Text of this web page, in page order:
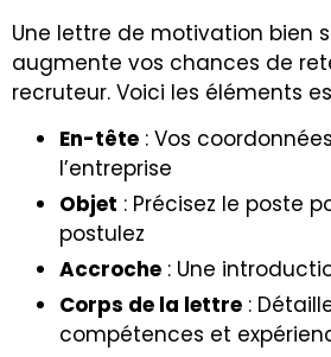
Une lettre de motivation bien
augmente vos chances de
recruteur. Voici les éléments
En-tête : Vos
l’entreprise
Objet : Précisez le poste
postulez
Accroche : Une
Corps de la lettre :
compétences et